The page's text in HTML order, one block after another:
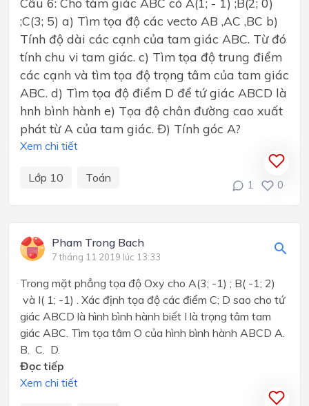
;C(3; 5) a) Tìm tọa độ các vecto AB ,AC ,BC b)
Tính độ dài các cạnh của tam giác ABC. Từ đó
tính chu vi tam giác. c) Tìm tọa độ trung điểm
các cạnh và tìm tọa độ trọng tâm của tam giác
ABC. d) Tìm tọa độ điểm D để tứ giác ABCD là
hnh bình hành e) Tọa độ chân đường cao xuất
phát từ A của tam giác. Đ) Tính góc A?
Xem chi tiết
Lớp 10 Toán
1 0
Pham Trong Bach
7 tháng 11 2019 lúc 13:33
Trong mặt phẳng tọa độ Oxy cho A(3; -1) ; B( -1; 2)
và I( 1; -1) . Xác định tọa độ các điểm C; D sao cho tứ
giác ABCD là hình bình hành biết I là trọng tâm tam
giác ABC. Tìm tọa tâm O của hình bình hành ABCD A.
B. C. D.
Đọc tiếp
Xem chi tiết